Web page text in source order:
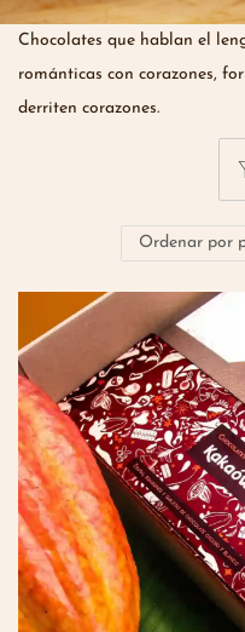
Chocolates que hablan el
románticas con corazones,
derriten corazones.